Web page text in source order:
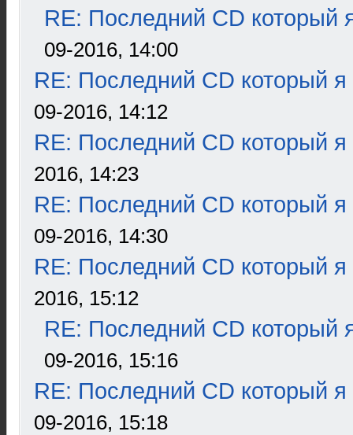
RE: Последний CD который
09-2016, 14:00
RE: Последний CD который я
09-2016, 14:12
RE: Последний CD который я
2016, 14:23
RE: Последний CD который я
09-2016, 14:30
RE: Последний CD который я
2016, 15:12
RE: Последний CD который
09-2016, 15:16
RE: Последний CD который я
09-2016, 15:18